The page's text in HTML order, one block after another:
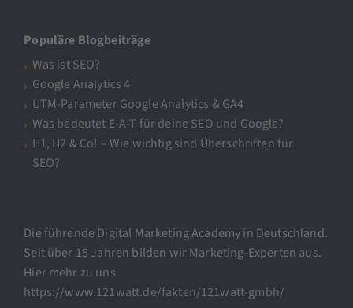
Populäre Blogbeiträge
Was ist SEO?
Google Analytics 4
UTM-Parameter Google Analytics & GA4
Was bedeutet E-A-T für deine SEO und Google?
H1, H2 & Co! – Wie wichtig sind Überschriften für
SEO?
Die führende Digital Marketing Academy in Deutschland.
Seit über 15 Jahren bilden wir Marketing-Experten aus.
Hier mehr zu uns
https://www.121watt.de/fakten/121watt-gmbh/